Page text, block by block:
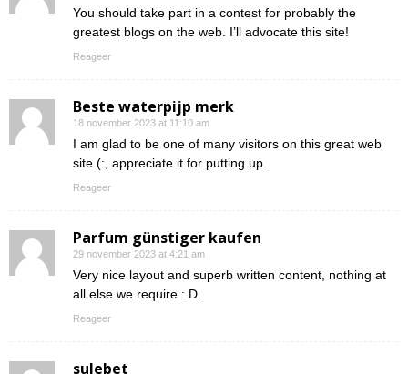
You should take part in a contest for probably the
greatest blogs on the web. I’ll advocate this site!
Reageer
Beste waterpijp merk
18 november 2023 at 11:10 am
I am glad to be one of many visitors on this great web
site (:, appreciate it for putting up.
Reageer
Parfum günstiger kaufen
29 november 2023 at 4:21 am
Very nice layout and superb written content, nothing at
all else we require : D.
Reageer
sulebet